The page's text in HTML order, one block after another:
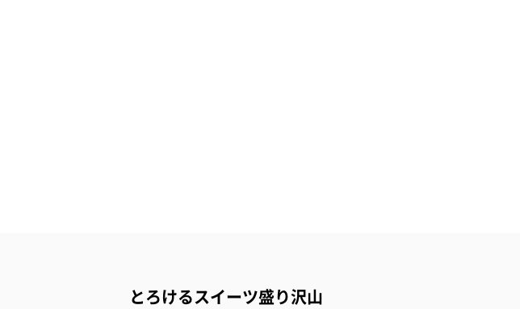
とろけるスイーツ盛り沢山